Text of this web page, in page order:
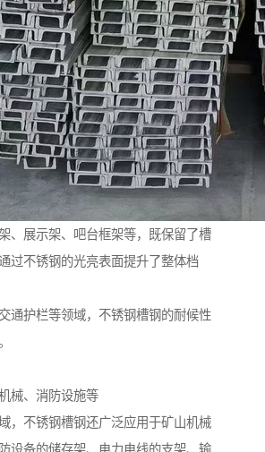
、展示架、吧台框架等，既保留了槽
过不锈钢的光亮表面提升了整体档
通护栏等领域，不锈钢槽钢的耐候性
械、消防设施等
，不锈钢槽钢还广泛应用于矿山机械